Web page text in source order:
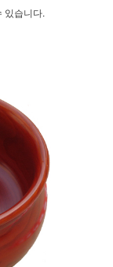
있습니다.